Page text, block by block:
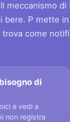
meccanismo
bere. P mette
come
di
e vedi a
non registra